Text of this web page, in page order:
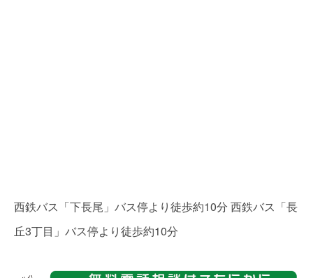
西鉄バス「下長尾」バス停より徒歩約10分 西鉄バス「長
丘3丁目」バス停より徒歩約10分